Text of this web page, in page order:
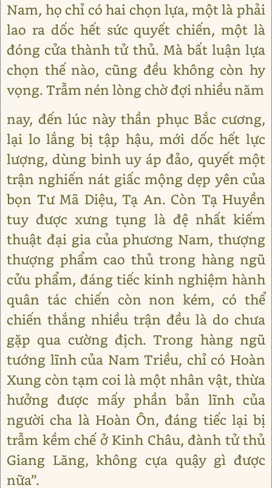
Nam, họ chỉ có hai chọn lựa, một là phải
lao ra dốc hết sức quyết chiến, một là
đóng cửa thành tử thủ. Mà bất luận lựa
chọn thế nào, cũng đều không còn hy
vọng. Trẫm nén lòng chờ đợi nhiều năm
nay, đến lúc này thần phục Bắc cương,
lại lo lắng bị tập hậu, mới dốc hết lực
lượng, dùng binh uy áp đảo, quyết một
trận nghiến nát giấc mộng dẹp yên của
bọn Tư Mã Diệu, Tạ An. Còn Tạ Huyền
tuy được xưng tụng là đệ nhất kiếm
thuật đại gia của phương Nam, thượng
thượng phẩm cao thủ trong hàng ngũ
cửu phẩm, đáng tiếc kinh nghiệm hành
quân tác chiến còn non kém, có thể
chiến thắng nhiều trận đều là do chưa
gặp qua cường địch. Trong hàng ngũ
tướng lĩnh của Nam Triều, chỉ có Hoàn
Xung còn tạm coi là một nhân vật, thừa
hưởng được mấy phần bản lĩnh của
người cha là Hoàn Ôn, đáng tiếc lại bị
trẫm kềm chế ở Kinh Châu, đành tử thủ
Giang Lăng, không cựa quậy gì được
nữa”.